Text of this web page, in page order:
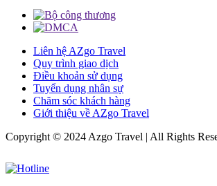
Liên hệ AZgo Travel
Quy trình giao dịch
Điều khoản sử dụng
Tuyển dụng nhân sự
Chăm sóc khách hàng
Giới thiệu về AZgo Travel
Copyright © 2024 Azgo Travel | All Rights